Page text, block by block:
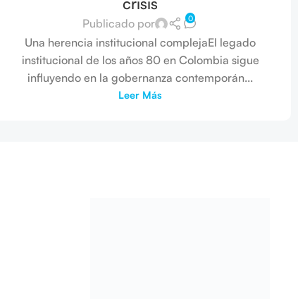
Publicado por 0
Una herencia institucional complejaEl legado
institucional de los años 80 en Colombia sigue
influyendo en la gobernanza contemporán...
Leer Más